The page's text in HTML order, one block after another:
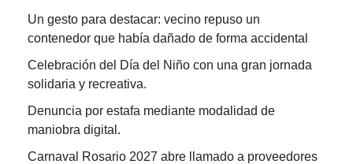
Un gesto para destacar: vecino repuso un
contenedor que había dañado de forma accidental
Celebración del Día del Niño con una gran jornada
solidaria y recreativa.
Denuncia por estafa mediante modalidad de
maniobra digital.
Carnaval Rosario 2027 abre llamado a proveedores